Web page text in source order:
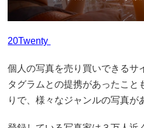
20Twenty
個人の写真を売り買いできるサ
タグラムとの提携があったこと
りで、様々なジャンルの写真が